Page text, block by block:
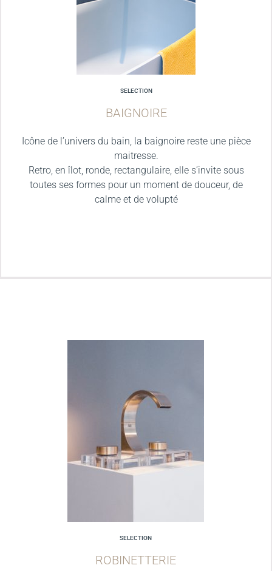
SELECTION
BAIGNOIRE
Icône de l’univers du bain, la baignoire reste une pièce
maitresse.
Retro, en îlot, ronde, rectangulaire, elle s’invite sous
toutes ses formes pour un moment de douceur, de
calme et de volupté
SELECTION
ROBINETTERIE